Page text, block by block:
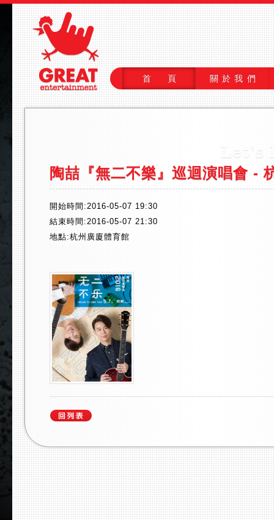
首 頁 關於我們
陶喆『無二不樂』巡迴演唱會 -
開始時間:2016-05-07 19:30
結束時間:2016-05-07 21:30
地點:杭州廣廈體育館